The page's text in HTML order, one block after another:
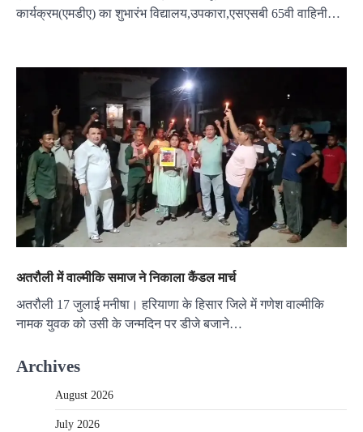
कार्यक्रम(एमडीए) का शुभारंभ विद्यालय,उपकारा,एसएसबी 65वी वाहिनी…
अतरौली में वाल्मीकि समाज ने निकाला कैंडल मार्च
अतरौली 17 जुलाई मनीषा। हरियाणा के हिसार जिले में गणेश वाल्मीकि
नामक युवक को उसी के जन्मदिन पर डीजे बजाने…
Archives
August 2026
July 2026